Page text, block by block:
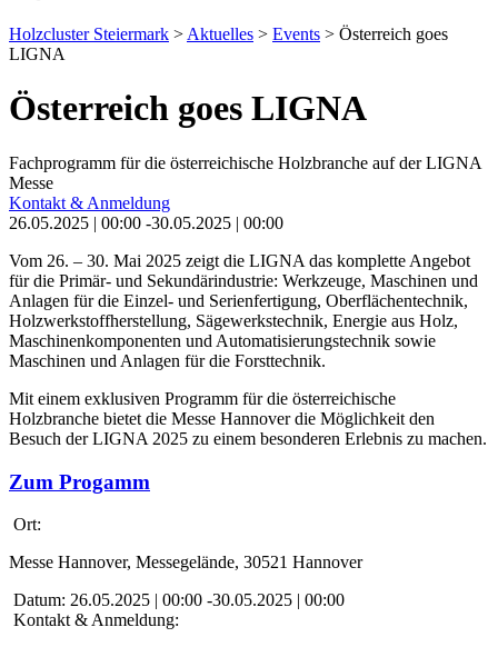
Holzcluster Steiermark > Aktuelles > Events > Österreich goes
LIGNA
Österreich goes LIGNA
Fachprogramm für die österreichische Holzbranche auf der LIGNA
Messe
Kontakt & Anmeldung
26.05.2025 | 00:00 -30.05.2025 | 00:00
Vom 26. – 30. Mai 2025 zeigt die LIGNA das komplette Angebot
für die Primär- und Sekundärindustrie: Werkzeuge, Maschinen und
Anlagen für die Einzel- und Serienfertigung, Oberflächentechnik,
Holzwerkstoffherstellung, Sägewerkstechnik, Energie aus Holz,
Maschinenkomponenten und Automatisierungstechnik sowie
Maschinen und Anlagen für die Forsttechnik.
Mit einem exklusiven Programm für die österreichische
Holzbranche bietet die Messe Hannover die Möglichkeit den
Besuch der LIGNA 2025 zu einem besonderen Erlebnis zu machen.
Zum Progamm
Ort:
Messe Hannover, Messegelände, 30521 Hannover
Datum: 26.05.2025 | 00:00 -30.05.2025 | 00:00
Kontakt & Anmeldung: